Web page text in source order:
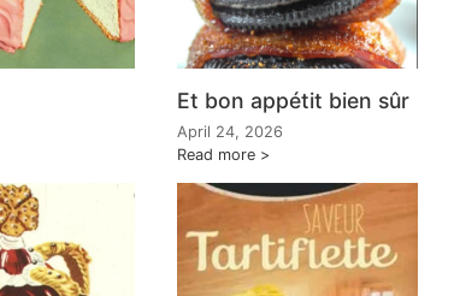
Et bon appétit bien sûr
April 24, 2026
Read more